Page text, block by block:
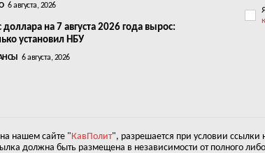
6 августа, 2026
доллара на 7 августа 2026 года вырос:
установил НБУ
6 августа, 2026
нашем сайте " КавПолит", разрешается при условии ссылки
должна быть размещена в независимости от полного